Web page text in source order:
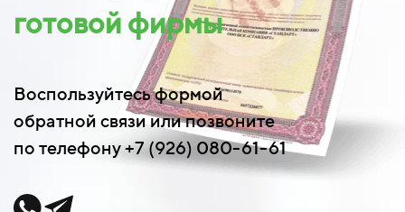
готовой фирмы
Воспользуйтесь формой
обратной связи или позвоните
по телефону +7 (926) 080-61-61